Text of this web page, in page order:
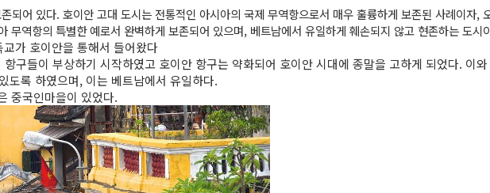
되어 있다. 호이안 고대 도시는 전통적인 아시아의 국제 무역항으로서 매우 훌륭하게 보존된 사례이자,
무역항의 특별한 예로서 완벽하게 보존되어 있으며, 베트남에서 유일하게 훼손되지 않고 현존하는 도시
가 호이안을 통해서 들어왔다
구들이 부상하기 시작하였고 호이안 항구는 약화되어 호이안 시대에 종말을 고하게 되었다. 이
도록 하였으며, 이는 베트남에서 유일하다.
중국인마을이 있었다.